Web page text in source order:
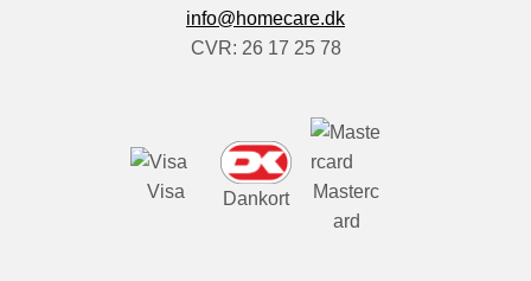
info@homecare.dk
CVR: 26 17 25 78
Visa Dankort
Masterc
ard